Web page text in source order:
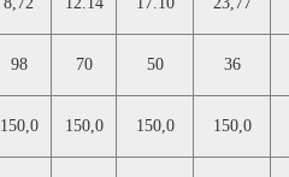
98 70 50 36
150,0 150,0 150,0 150,0